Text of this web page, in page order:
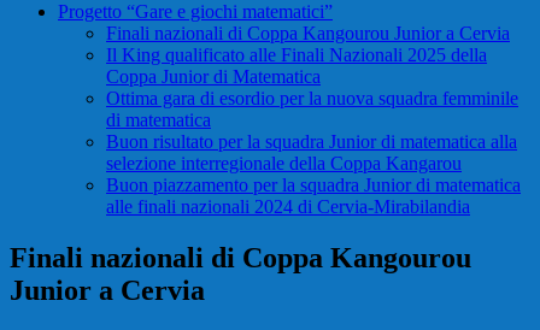
Progetto “Gare e giochi matematici”
Finali nazionali di Coppa Kangourou Junior a Cervia
Il King qualificato alle Finali Nazionali 2025 della
Coppa Junior di Matematica
Ottima gara di esordio per la nuova squadra femminile
di matematica
Buon risultato per la squadra Junior di matematica alla
selezione interregionale della Coppa Kangarou
Buon piazzamento per la squadra Junior di matematica
alle finali nazionali 2024 di Cervia-Mirabilandia
Finali nazionali di Coppa Kangourou
Junior a Cervia